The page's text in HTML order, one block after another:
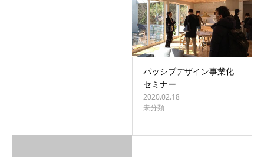
パッシブデザイン事業化
セミナー
2020.02.18
未分類